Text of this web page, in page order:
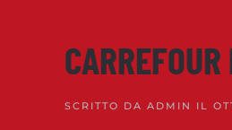
SCRITTO DA ADMIN IL